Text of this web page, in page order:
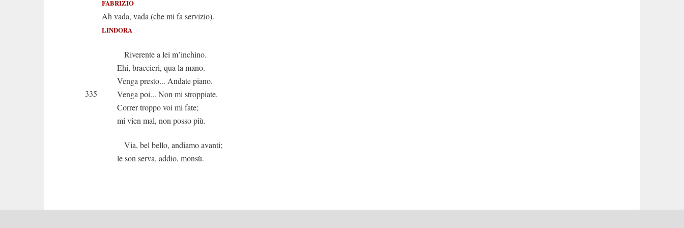
FABRIZIO
Ah vada, vada (che mi fa servizio).
LINDORA
Riverente a lei m’inchino.
Ehi, braccieri, qua la mano.
Venga presto... Andate piano.
335
Venga poi... Non mi stroppiate.
Correr troppo voi mi fate;
mi vien mal, non posso più.
Via, bel bello, andiamo avanti;
le son serva, addio, monsù.